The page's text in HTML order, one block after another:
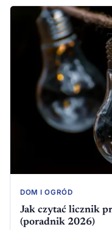
DOM I OGRÓD
Jak czytać licznik
(poradnik 2026)